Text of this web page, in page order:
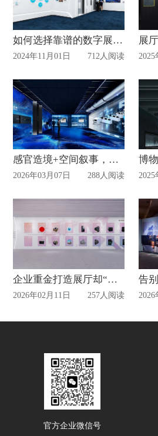
如何选择靠谱的数字展厅设计公司
2024年11月01日 712人阅读 2025
感官造境+空间叙事，让企业展厅成为品牌增值利器
2026年03月07日 288人阅读
博
2025
企业重金打造展厅却“讲不透”？这套全链设计方案盘活品牌传播价值
2026年02月11日 257人阅读 2026
官方企业微信号